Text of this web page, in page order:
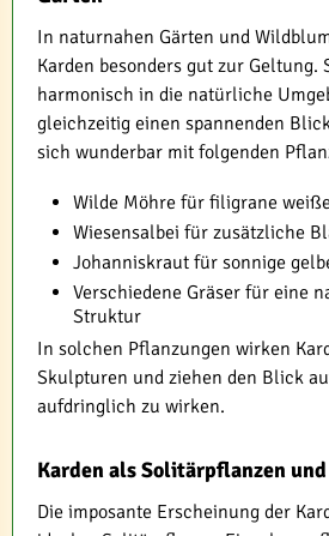
In naturnahen Gärten und
Karden besonders gut zur Geltung.
harmonisch in die natürliche
gleichzeitig einen spannenden
sich wunderbar mit folgenden
Wilde Möhre für filigrane
Wiesensalbei für zusätzliche
Johanniskraut für sonnige
Verschiedene Gräser für eine
Struktur
In solchen Pflanzungen wirken
Skulpturen und ziehen den Blick
aufdringlich zu wirken.
Karden als Solitärpflanzen
Die imposante Erscheinung der